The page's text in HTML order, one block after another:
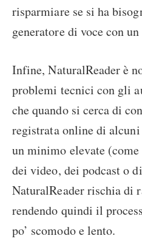
risparmiare se si ha
generatore di voce con
Infine, NaturalReader è
problemi tecnici con gli
che quando si cerca di
registrata online di
un minimo elevate
dei video, dei podcast o
NaturalReader rischia di
rendendo quindi il
po’ scomodo e lento.